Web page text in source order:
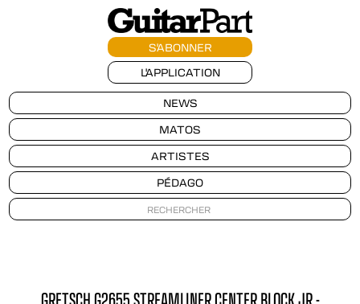
S'ABONNER
L'APPLICATION
NEWS
MATOS
ARTISTES
PÉDAGO